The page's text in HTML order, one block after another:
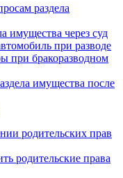
раздела
имущества через суд
при разводе
при бракоразводном
имущества после
родительских прав
родительские права